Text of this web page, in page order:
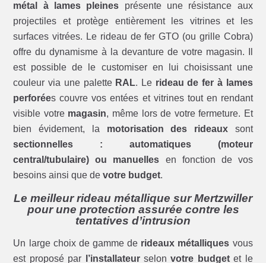
métal à lames pleines présente une résistance aux
projectiles et protège entièrement les vitrines et les
surfaces vitrées. Le rideau de fer GTO (ou grille Cobra)
offre du dynamisme à la devanture de votre magasin. Il
est possible de le customiser en lui choisissant une
couleur via une palette RAL. Le rideau de fer à lames
perforées couvre vos entées et vitrines tout en rendant
visible votre magasin, même lors de votre fermeture. Et
bien évidement, la motorisation des rideauxsont
sectionnelles : automatiques (moteur
central/tubulaire) ou manuelles en fonction de vos
besoins ainsi que devotre budget.
Le meilleur rideau métallique sur Mertzwiller
pour une protection assurée contre les
tentatives d’intrusion
Un large choix de gamme de rideaux métalliques vous
est proposé par
l’installateurselonvotre budgetet le